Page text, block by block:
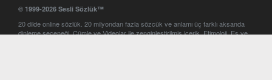
© 1999-2026 Sesli Sözlük™
20 dilde online sözlük. 20 milyondan fazla sözcük ve anlamı üç farklı aksanda
dinleme seçeneği. Cümle ve Videolar ile zenginleştirilmiş içerik. Etimoloji, Eş ve